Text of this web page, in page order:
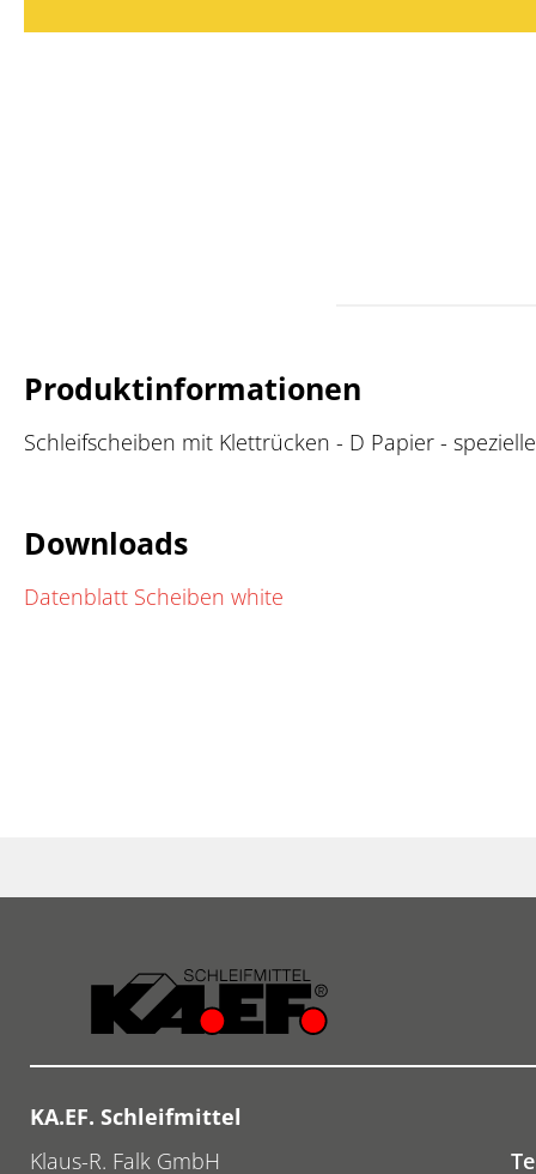
Produktinformationen
Schleifscheiben mit Klettrücken - D Papier -
Downloads
Datenblatt Scheiben white
KA.EF. Schleifmittel
Klaus-R. Falk GmbH